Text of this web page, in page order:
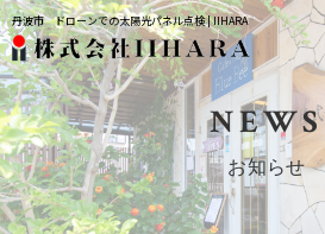
丹波市 ドローンでの太陽光パネル点検 | IIHARA
NEWS
お知らせ